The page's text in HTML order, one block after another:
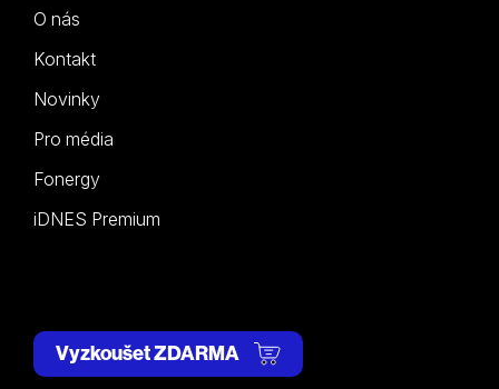
O nás
Kontakt
Novinky
Pro média
Fonergy
iDNES Premium
Vyzkoušet ZDARMA